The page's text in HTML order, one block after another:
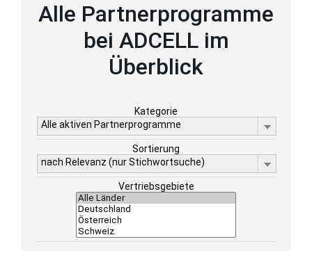
Alle Partnerprogramme
bei ADCELL im
Überblick
Kategorie
Alle aktiven Partnerprogramme
Sortierung
nach Relevanz (nur Stichwortsuche)
Vertriebsgebiete